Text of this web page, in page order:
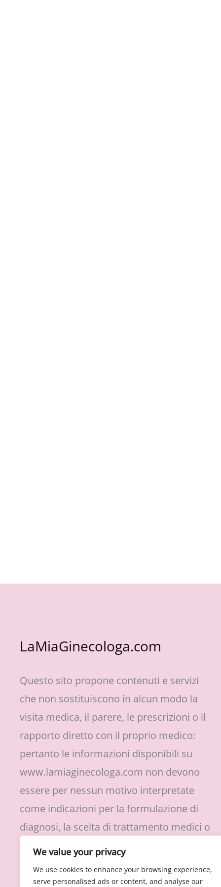
We value your privacy
We use cookies to enhance your browsing experience,
serve personalised ads or content, and analyse our
LaMiaGinecologa.com
Questo sito propone contenuti e servizi
che non sostituiscono in alcun modo la
visita medica, il parere, le prescrizioni o il
rapporto diretto con il proprio medico:
pertanto le informazioni disponibili su
www.lamiaginecologa.com non devono
essere per nessun motivo interpretate
come indicazioni per la formulazione di
diagnosi, la scelta di trattamento medici o
protocolli di cura, l’assunzione o
sospensione di farmaci prescritti.